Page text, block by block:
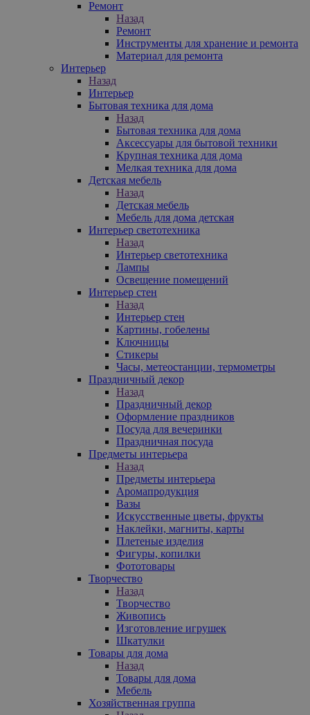
Ремонт
Назад
Ремонт
Инструменты для хранение и ремонта
Материал для ремонта
Интерьер
Назад
Интерьер
Бытовая техника для дома
Назад
Бытовая техника для дома
Аксессуары для бытовой техники
Крупная техника для дома
Мелкая техника для дома
Детская мебель
Назад
Детская мебель
Мебель для дома детская
Интерьер светотехника
Назад
Интерьер светотехника
Лампы
Освещение помещений
Интерьер стен
Назад
Интерьер стен
Картины, гобелены
Ключницы
Стикеры
Часы, метеостанции, термометры
Праздничный декор
Назад
Праздничный декор
Оформление праздников
Посуда для вечеринки
Праздничная посуда
Предметы интерьера
Назад
Предметы интерьера
Аромапродукция
Вазы
Искусственные цветы, фрукты
Наклейки, магниты, карты
Плетеные изделия
Фигуры, копилки
Фототовары
Творчество
Назад
Творчество
Живопись
Изготовление игрушек
Шкатулки
Товары для дома
Назад
Товары для дома
Мебель
Хозяйственная группа